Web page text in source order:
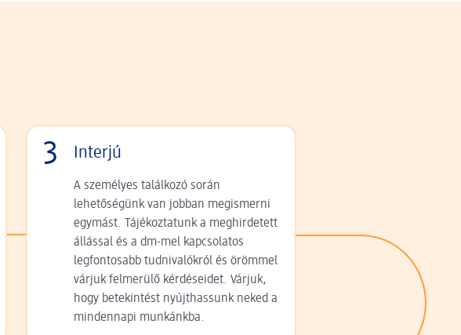
3 Interjú
A személyes találkozó során
lehetőségünk van jobban megismerni
egymást. Tájékoztatunk a meghirdetett
állással és a dm-mel kapcsolatos
legfontosabb tudnivalókról és örömmel
várjuk felmerülő kérdéseidet. Várjuk,
hogy betekintést nyújthassunk neked a
mindennapi munkánkba.